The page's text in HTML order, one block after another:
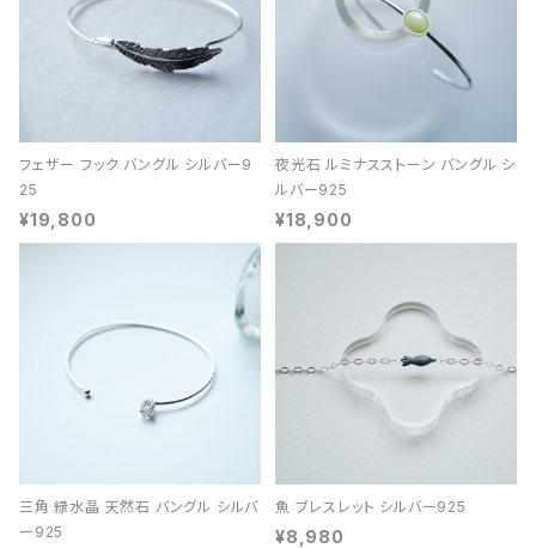
フェザー フック バングル シルバー9
25
¥19,800
夜光石 ルミナスストーン バングル シ
ルバー925
¥18,900
三角 緑水晶 天然石 バングル シルバ
ー925
魚 ブレスレット シルバー925
¥8,980